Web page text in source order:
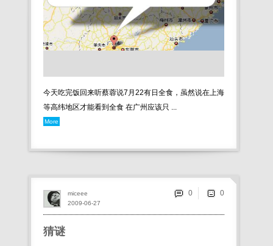
今天吃完饭回来听蔡蓉说7月22有日全食，虽然说在上海
等高纬地区才能看到全食 在广州应该只 ...
More
猜谜
2009-06-27
miceee 0